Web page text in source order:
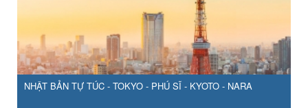
NHẬT BẢN TỰ TÚC - TOKYO - PHÚ SĨ - KYOTO - NARA